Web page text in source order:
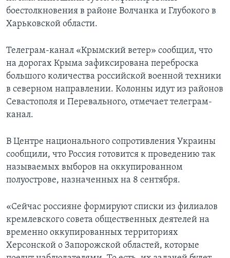
боестолкновения в районе Волчанка и Глубокого в
Харьковской области.
Телеграм-канал «Крымский ветер» сообщил, что
на дорогах Крыма зафиксирована переброска
большого количества российской военной техники
в северном направлении. Колонны идут из районов
Севастополя и Перевального, отмечает телеграм-
канал.
В Центре национального сопротивления Украины
сообщили, что Россия готовится к проведению так
называемых выборов на оккупированном
полуострове, назначенных на 8 сентября.
«Сейчас россияне формируют списки из филиалов
кремлевского совета общественных деятелей на
временно оккупированных территориях
Херсонской о Запорожской областей, которые